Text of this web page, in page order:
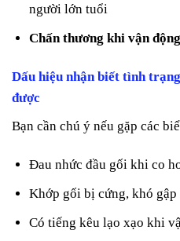
người lớn tuổi
Chấn thương khi vận
Dấu hiệu nhận biết tình
được
Bạn cần chú ý nếu gặp các
Đau nhức đầu gối khi co
Khớp gối bị cứng, khó
Có tiếng kêu lạo xạo khi